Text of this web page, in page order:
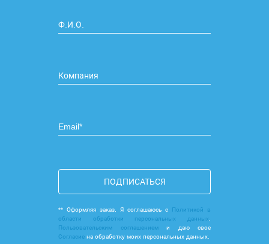
ПОДПИСАТЬСЯ
** Оформляя заказ, Я соглашаюсь с Политикой в
области обработки персональных данных
Пользовательским соглашениеми даю свое
Согласие на обработку моих персональных данных.